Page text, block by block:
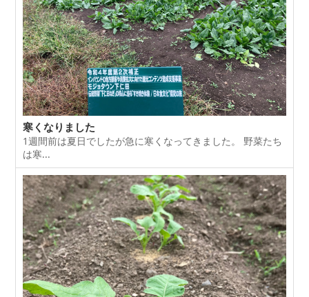
寒くなりました
1週間前は夏日でしたが急に寒くなってきました。 野菜たち
は寒...